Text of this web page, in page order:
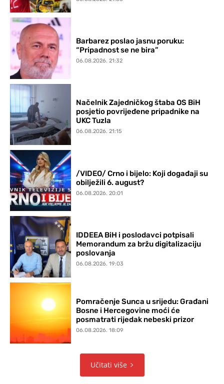
Barbarez poslao jasnu poruku:
“Pripadnost se ne bira”
06.08.2026. 21:32
Načelnik Zajedničkog štaba OS BiH
posjetio povrijeđene pripadnike na
UKC Tuzla
06.08.2026. 21:15
/VIDEO/ Crno i bijelo: Koji događaji su
obilježili 6. august?
06.08.2026. 20:01
IDDEEA BiH i poslodavci potpisali
Memorandum za bržu digitalizaciju
poslovanja
06.08.2026. 19:03
Pomračenje Sunca u srijedu: Građani
Bosne i Hercegovine moći će
posmatrati rijedak nebeski prizor
06.08.2026. 18:09
Učitati više